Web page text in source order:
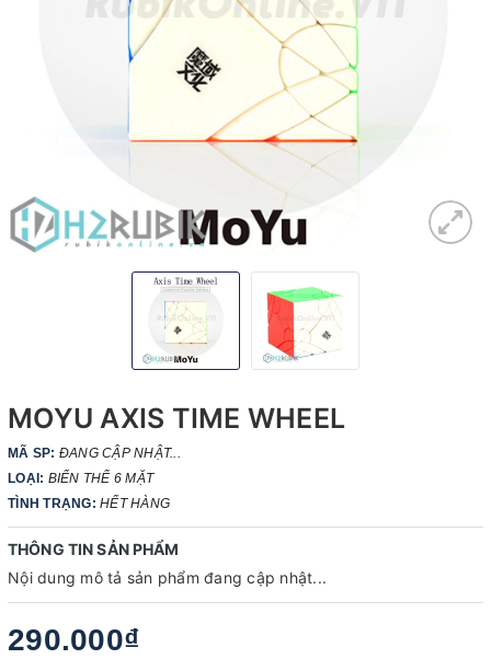
MOYU AXIS TIME WHEEL
MÃ SP: ĐANG CẬP NHẬT...
LOẠI: BIẾN THỂ 6 MẶT
TÌNH TRẠNG: HẾT HÀNG
THÔNG TIN SẢN PHẨM
Nội dung mô tả sản phẩm đang cập nhật...
290.000₫